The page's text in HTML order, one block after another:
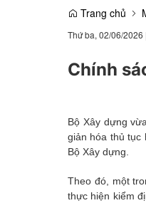
Trang chủ
Thứ ba, 02/06/2026
Chính
Bộ Xây dựng
giản hóa thủ tục
Bộ Xây dựng.
Theo đó, một
thực hiện kiểm